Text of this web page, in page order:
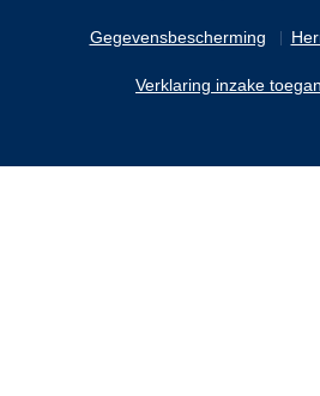
Gegevensbescherming
Verklaring inzake